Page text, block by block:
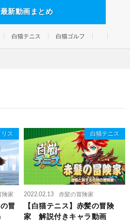
新動画まとめ
白猫テニス 白猫ゴルフ
リス
険家
冒
白猫テニス
2022.02.13 赤髪の冒険家
【白猫テニス】赤髪の冒険
家 解説付きキャラ動画